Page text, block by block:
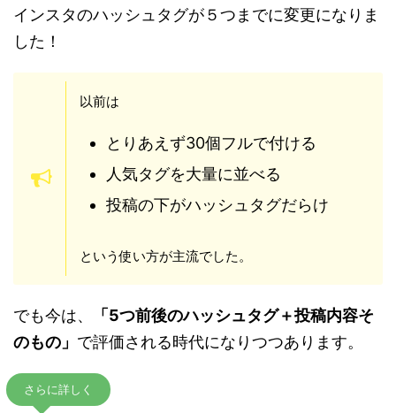
インスタのハッシュタグが５つまでに変更になりま
した！
以前は
とりあえず30個フルで付ける
人気タグを大量に並べる
投稿の下がハッシュタグだらけ
という使い方が主流でした。
でも今は、
「5つ前後のハッシュタグ＋投稿内容そ
のもの」 で評価される時代になりつつあります。
さらに詳しく